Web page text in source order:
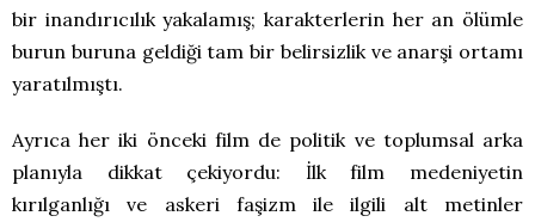
bir inandırıcılık yakalamış; karakterlerin her an ölümle
burun buruna geldiği tam bir belirsizlik ve anarşi ortamı
yaratılmıştı.
Ayrıca her iki önceki film de politik ve toplumsal arka
planıyla dikkat çekiyordu: İlk film medeniyetin
kırılganlığı ve askeri faşizm ile ilgili alt metinler